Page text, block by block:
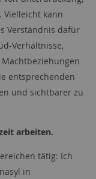
Vielleicht kann
Verständnis dafür
Verhältnisse,
entsprechenden
und sichtbarer zu
arbeiten.
tätig: Ich
in